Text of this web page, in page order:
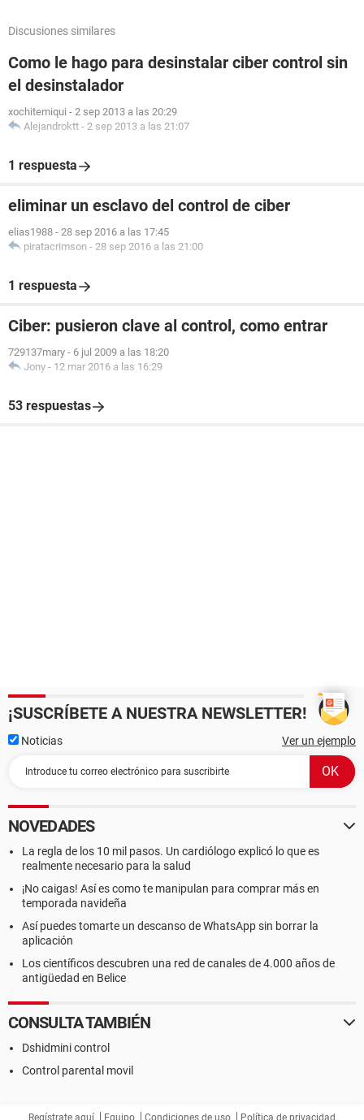
Discusiones similares
Como le hago para desinstalar ciber control sin
el desinstalador
xochitemiqui - 2 sep 2013 a las 20:29
Alejandroktt - 2 sep 2013 a las 21:07
1 respuesta
eliminar un esclavo del control de ciber
elias1988 - 28 sep 2016 a las 17:45
piratacrimson - 28 sep 2016 a las 21:00
1 respuesta
Ciber: pusieron clave al control, como entrar
729137mary - 6 jul 2009 a las 18:20
Jony - 12 mar 2016 a las 16:29
53 respuestas
¡SUSCRÍBETE A NUESTRA NEWSLETTER!
Noticias Ver un ejemplo
NOVEDADES
La regla de los 10 mil pasos. Un cardiólogo explicó lo que es
realmente necesario para la salud
¡No caigas! Así es como te manipulan para comprar más en
temporada navideña
Así puedes tomarte un descanso de WhatsApp sin borrar la
aplicación
Los científicos descubren una red de canales de 4.000 años de
antigüedad en Belice
CONSULTA TAMBIÉN
Dshidmini control
Control parental movil
Regístrate aquí Equipo Condiciones de uso Política de privacidad